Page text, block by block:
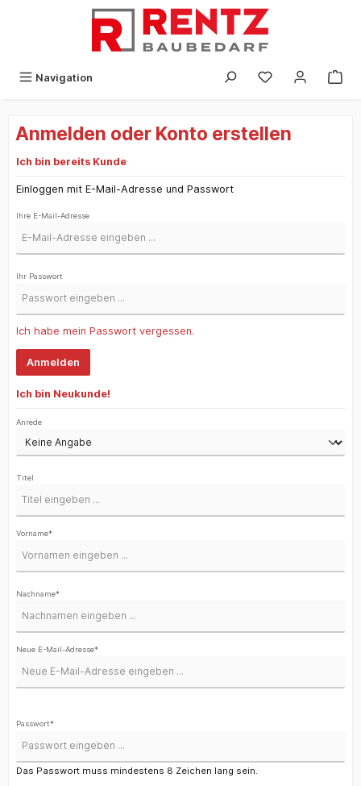
Navigation
Anmelden oder Konto erstellen
Ich bin bereits Kunde
Einloggen mit E-Mail-Adresse und Passwort
Ihre E-Mail-Adresse
Ihr Passwort
Ich habe mein Passwort vergessen.
Anmelden
Ich bin Neukunde!
Persönliche Informationen
Anrede
Titel
Vorname*
Nachname*
Neue E-Mail-Adresse*
Passwort*
Das Passwort muss mindestens 8 Zeichen lang sein.